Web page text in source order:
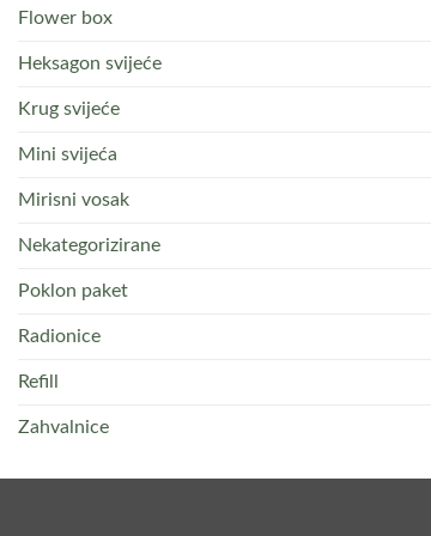
Flower box
Heksagon svijeće
Krug svijeće
Mini svijeća
Mirisni vosak
Nekategorizirane
Poklon paket
Radionice
Refill
Zahvalnice